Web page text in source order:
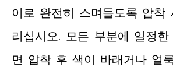
이로 완전히 스며들도록 압착
리십시오. 모든 부분에 일정
면 압착 후 색이 바래거나 얼